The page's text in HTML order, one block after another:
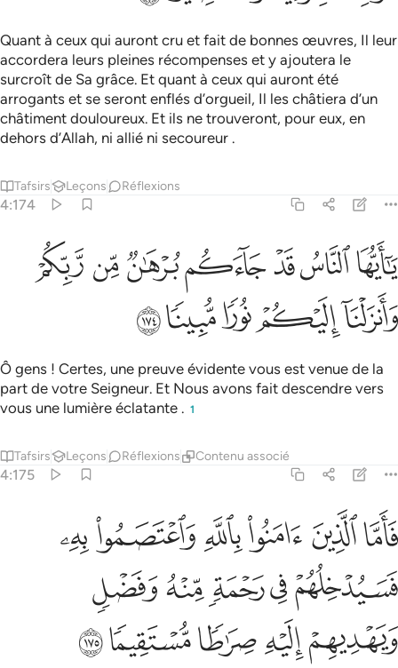
Quant à ceux qui auront cru et fait de bonnes œuvres, Il leur
accordera leurs pleines récompenses et y ajoutera le
surcroît de Sa grâce. Et quant à ceux qui auront été
arrogants et se seront enflés d’orgueil, Il les châtiera d’un
châtiment douloureux. Et ils ne trouveront, pour eux, en
dehors d’Allah, ni allié ni secoureur .
Tafsirs Leçons Réflexions
4:174
يا ايها الناس قد جاءكم برهان من ربكم وانزلنا اليكم نورا مبينا ١٧٤
يَـٰٓأَيُّهَا ٱلنَّاسُ قَدْ جَآءَكُم بُرْهَـٰنٌۭ مِّن رَّبِّكُمْ وَأَنزَلْنَآ إِلَيْكُمْ نُورًۭا مُّبِينًۭا
ﲯﲰﲱﲲﲳﲴﲵ
ﲶﲷﲸﲹﲺ
Ô gens ! Certes, une preuve évidente vous est venue de la
part de votre Seigneur. Et Nous avons fait descendre vers
vous une lumière éclatante . 1
Tafsirs Leçons Réflexions Contenu associé
4:175
فاما الذين امنوا بالله واعتصموا به فسيدخلهم في رحمة منه وفضل
فَأَمَّا ٱلَّذِينَ ءَامَنُوا۟ بِٱللَّهِ وَٱعْتَصَمُوا۟ بِهِۦ فَسَيُدْخِلُهُمْ فِى رَحْمَةٍۢ
ﲻﲼﲽﲾﲿﳀ
ﳁﳂﳃﳄﳅ
ﳆﳇﳈﳉﳊ